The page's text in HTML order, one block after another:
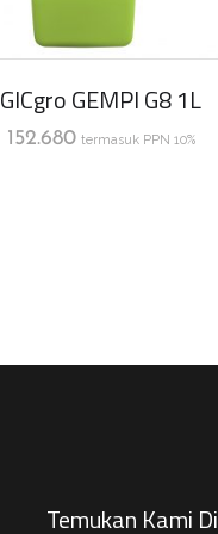
GEMPI G8 1L
152.680 termasuk PPN 10%
Temukan Kami Di